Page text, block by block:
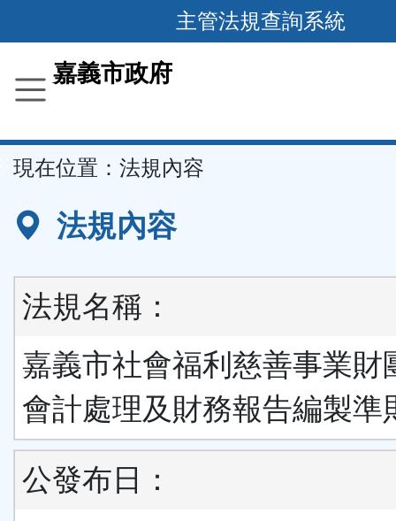
內
容
主管法規查詢系統
嘉義市政府
現在位置： 法規內容
法規內容
法規名稱：
嘉義市社會福利慈善事業財
會計處理及財務報告編製準
公發布日：